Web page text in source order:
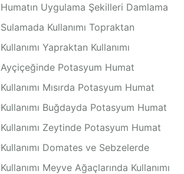
Humatın Uygulama Şekilleri Damlama
Sulamada Kullanımı Topraktan
Kullanımı Yapraktan Kullanımı
Ayçiçeğinde Potasyum Humat
Kullanımı Mısırda Potasyum Humat
Kullanımı Buğdayda Potasyum Humat
Kullanımı Zeytinde Potasyum Humat
Kullanımı Domates ve Sebzelerde
Kullanımı Meyve Ağaçlarında Kullanımı